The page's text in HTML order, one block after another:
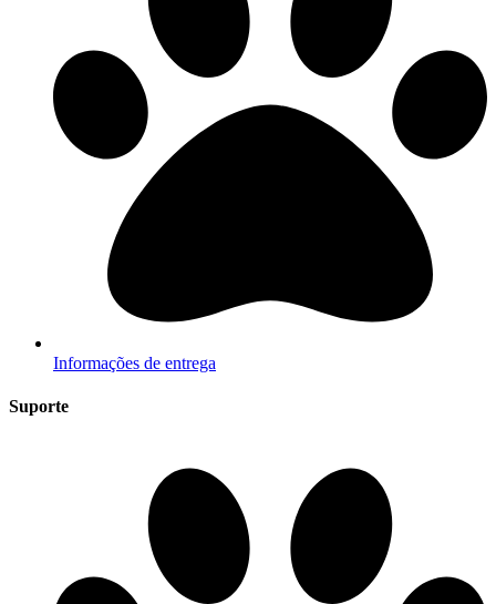
Informações de entrega
Suporte